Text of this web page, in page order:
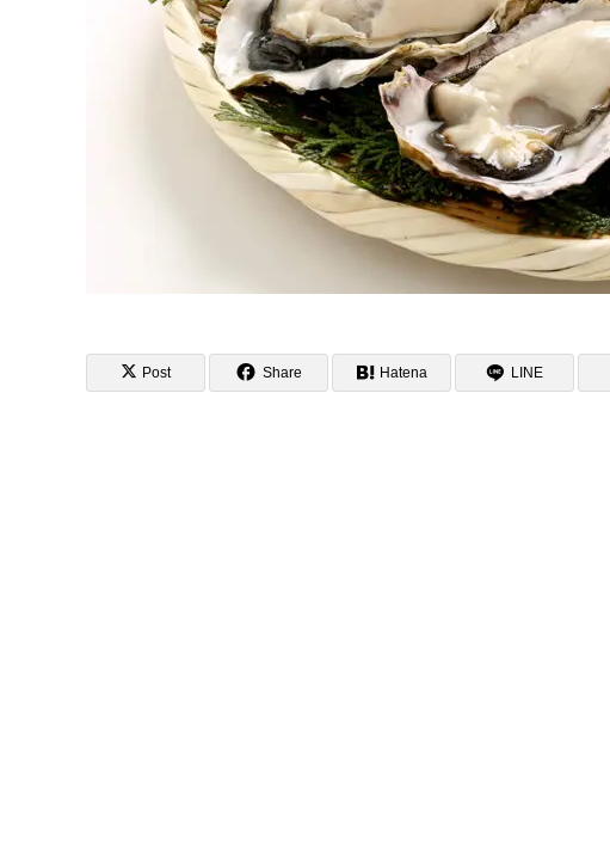
Post Share Hatena LINE